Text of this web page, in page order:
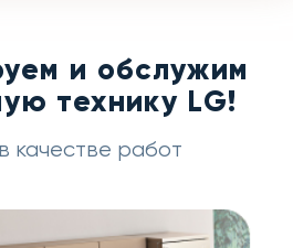
и обслужим
технику LG!
качестве работ